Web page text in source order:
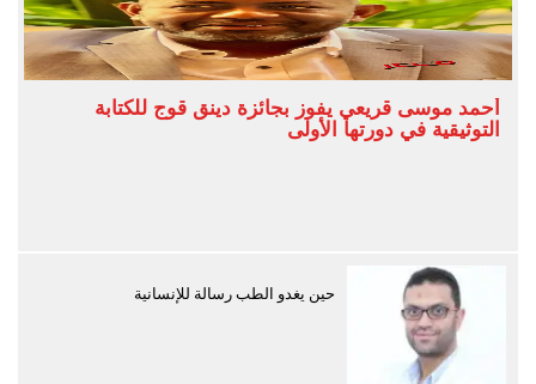
أحمد موسى قريعي يفوز بجائزة دينق قوج للكتابة
التوثيقية في دورتها الأولى
حين يغدو الطب رسالة للإنسانية